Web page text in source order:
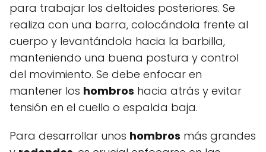
para trabajar los deltoides posteriores. Se
realiza con una barra, colocándola frente al
cuerpo y levantándola hacia la barbilla,
manteniendo una buena postura y control
del movimiento. Se debe enfocar en
mantener los hombros hacia atrás y evitar
tensión en el cuello o espalda baja.
Para desarrollar unos hombros más grandes